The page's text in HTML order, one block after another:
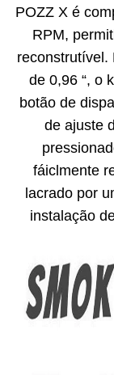
POZZ X é
RPM,
reconstrutível.
de 0,96 “, o
botão de
de ajuste
fáiclmente
lacrado por
instalação